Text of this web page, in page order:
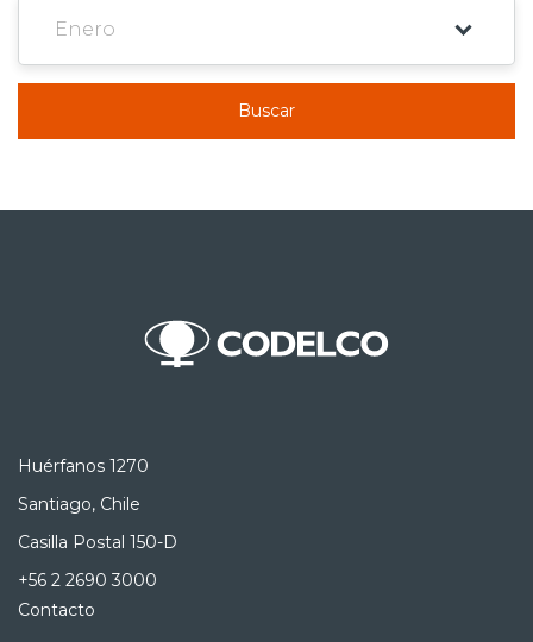
Buscar
Huérfanos 1270
Santiago, Chile
Casilla Postal 150-D
+56 2 2690 3000
Contacto